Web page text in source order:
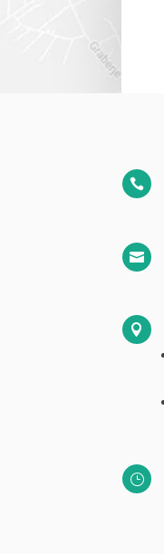



}